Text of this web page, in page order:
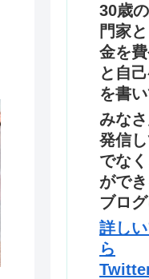
30歳
門家
金を
と自
を書い
みな
発信
でな
がで
ブロ
詳し
ら